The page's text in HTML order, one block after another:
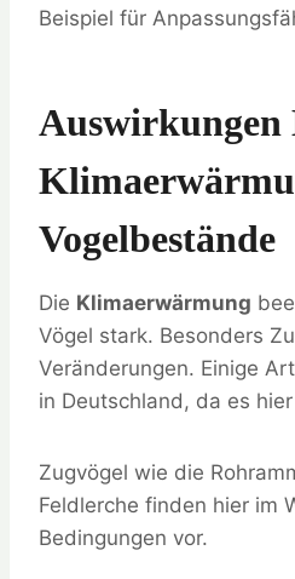
Beispiel für
Auswirkungen
Vogelbestände
Die Klimaerwärmung
Vögel stark. Besonders
Veränderungen. Einige
in Deutschland, da es
Zugvögel wie die
Feldlerche finden hier im
Bedingungen vor.